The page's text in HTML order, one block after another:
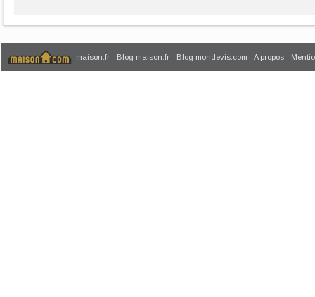
maison.fr - Blog maison.fr - Blog mondevis.com - A propos -